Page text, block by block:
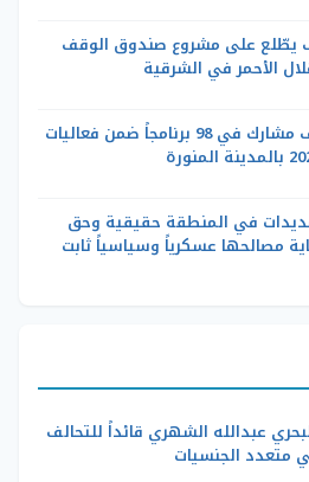
يطّلع على مشروع صندوق الوقف
الأحمر في الشرقية
أكثر من 41 ألف مشارك في 98 برنامجاً ضمن فعاليات
في المنطقة حقيقية وحق
مصالحها عسكرياً وسياسياً ثابت
عبدالله الشهري قائداً للتحالف
متعدد الجنسيات